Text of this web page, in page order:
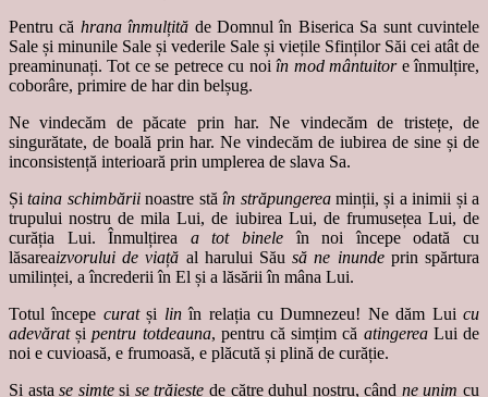
Pentru că hrana înmulțită de Domnul în Biserica Sa sunt cuvintele
Sale și minunile Sale și vederile Sale și viețile Sfinților Săi cei atât de
preaminunați. Tot ce se petrece cu noiîn mod mântuitore înmulțire,
coborâre, primire de har din belșug.
Ne vindecăm de păcate prin har. Ne vindecăm de tristețe, de
singurătate, de boală prin har. Ne vindecăm de iubirea de sine și de
inconsistență interioară prin umplerea de slava Sa.
Șitaina schimbăriinoastre stăîn străpungerea minții, și a inimii și a
trupului nostru de mila Lui, de iubirea Lui, de frumusețea Lui, de
curăția Lui. Înmulțirea a tot binele în noi începe odată cu
lăsareaizvorului de viață al harului Săusă ne inundeprin spărtura
umilinței, a încrederii în El și a lăsării în mâna Lui.
Totul începe curatși linîn relația cu Dumnezeu! Ne dăm Luicu
adevăratșipentru totdeauna, pentru că simțim că atingereaLui de
noi e cuvioasă, e frumoasă, e plăcută și plină de curăție.
Și astase simteși se trăiește de către duhul nostru, când ne unim cu